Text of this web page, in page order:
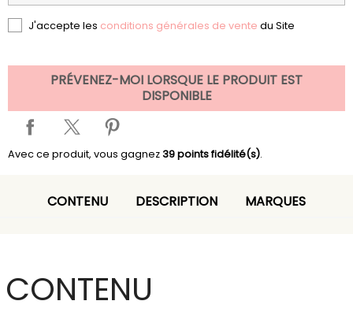
J'accepte les conditions générales de vente du Site
PRÉVENEZ-MOI LORSQUE LE PRODUIT EST
DISPONIBLE
Avec ce produit, vous gagnez39points fidélité(s).
CONTENU DESCRIPTION MARQUES
CONTENU